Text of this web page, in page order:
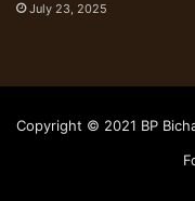
July 23, 2025
Copyright © 2021 BP